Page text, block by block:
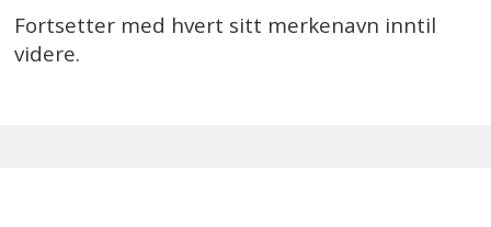
Fortsetter med hvert sitt merkenavn inntil
videre.